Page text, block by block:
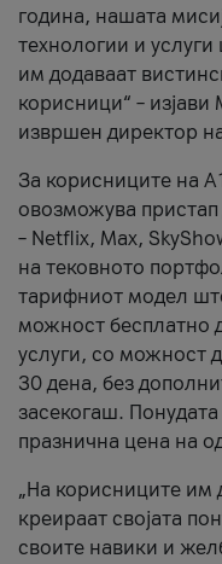
година, нашата
технологии и
им додаваат
корисници“ –
извршен директор
За корисниците на
овозможува пристап
– Netflix, Max,
на тековното
тарифниот модел
можност бесплатно
услуги, со можност
30 дена, без
засекогаш.
празнична цена на
„На корисниците им
креираат својата
своите навики и